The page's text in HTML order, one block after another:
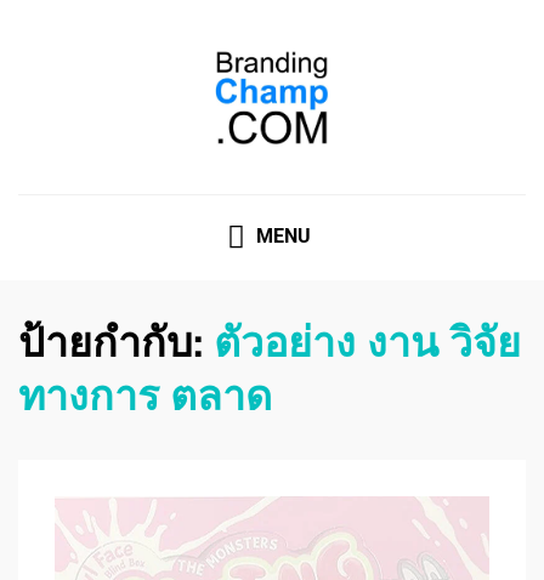
MENU
ป้ายกำกับ: ตัวอย่าง งาน วิจัย
ทางการ ตลาด